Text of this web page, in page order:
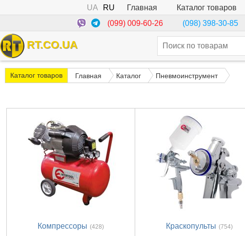
UA RU Главная Каталог товаров
(099) 009-60-26
(098) 398-30-85
RT.CO.UA
Каталог товаров Главная Каталог Пневмоинструмент
Компрессоры (428) Краскопульты (754)